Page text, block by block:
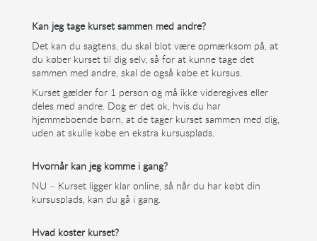
Kan jeg tage kurset sammen med andre?
Det kan du sagtens, du skal blot være opmærksom på, at
du køber kurset til dig selv, så for at kunne tage det
sammen med andre, skal de også købe et kursus.
Kurset gælder for 1 person og må ikke videregives eller
deles med andre. Dog er det ok, hvis du har
hjemmeboende børn, at de tager kurset sammen med dig,
uden at skulle købe en ekstra kursusplads.
Hvornår kan jeg komme i gang?
NU – Kurset ligger klar online, så når du har købt din
kursusplads, kan du gå i gang.
Hvad koster kurset?